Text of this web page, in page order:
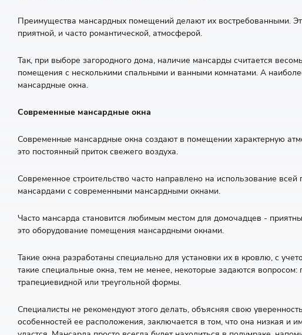
Преимущества мансардных помещений делают их востребованными.
приятной, и часто романтической, атмосферой.
Так, при выборе загородного дома, наличие мансарды считается
помещения с несколькими спальными и ванными комнатами. А
мансардные окна.
Современные мансардные окна
Современные мансардные окна создают в помещении характерную
это постоянный приток свежего воздуха.
Современное строительство часто направлено на использование
мансардами с современными мансардными окнами.
Часто мансарда становится любимым местом для домочадцев -
это оборудование помещения мансардными окнами.
Такие окна разработаны специально для установки их в кровлю, с
такие специальные окна, тем не менее, некоторые задаются
трапециевидной или треугольной формы.
Специалисты не рекомендуют этого делать, объясняя свою
особенностей ее расположения, заключается в том, что она низкая и